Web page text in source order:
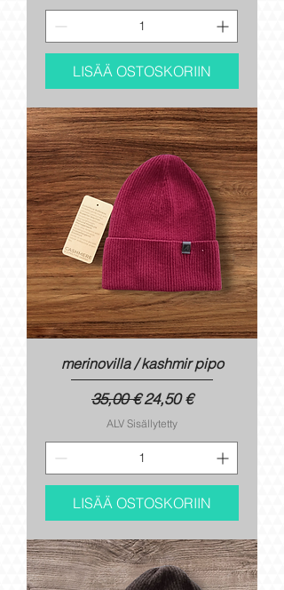
LISÄÄ OSTOSKORIIN
merinovilla / kashmir pipo
Normaali hinta
35,00 €Alehinta
24,50 €
ALV Sisällytetty
LISÄÄ OSTOSKORIIN